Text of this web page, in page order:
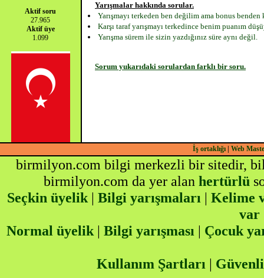
Aktif soru
27.965
Aktif üye
1.099
Yarışmalar hakkında sorular.
Yarışmayı terkeden ben değilim ama bonus
Karşı taraf yarışmayı terkedince benim puanım
Yarışma sürem ile sizin yazdığınız süre aynı değil.
Sorum yukarıdaki sorulardan farklı bir soru.
İş ortaklığı| Web
birmilyon.com bilgi merkezli bir sitedir,
birmilyon.com da yer alan hertürlü
Seçkin üyelik| Bilgi yarışmaları | Kelime
var
Normal üyelik | Bilgi yarışması | Çocuk
Kullanım Şartları |